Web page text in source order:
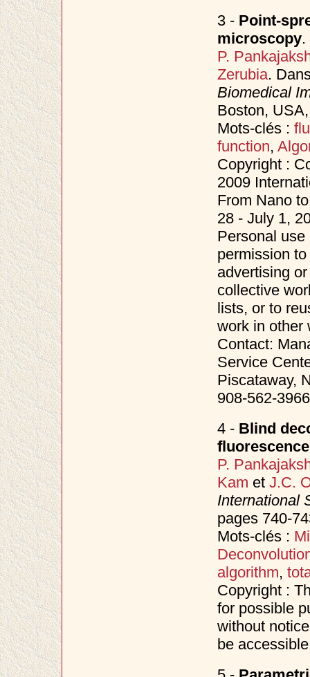
3 - Point-
microscopy.
P.
Zerubia.
Biomedical
Boston,
Mots-clés :
function,
Copyright :
2009
From Nano
28 - July 1,
Personal
permission
advertising
collective
lists, or to
work in other
Contact:
Service
Piscataway,
908-562-
4 - Blind
P.
Kam et J.C.
International
pages 740-
Mots-clés :
algorithm,
Copyright :
for possible
without
be